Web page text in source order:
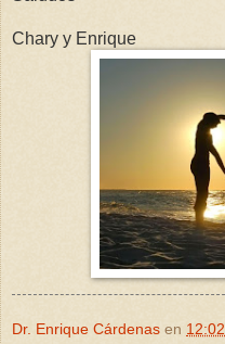
Chary y Enrique
Dr. Enrique Cárdenas en 12:02